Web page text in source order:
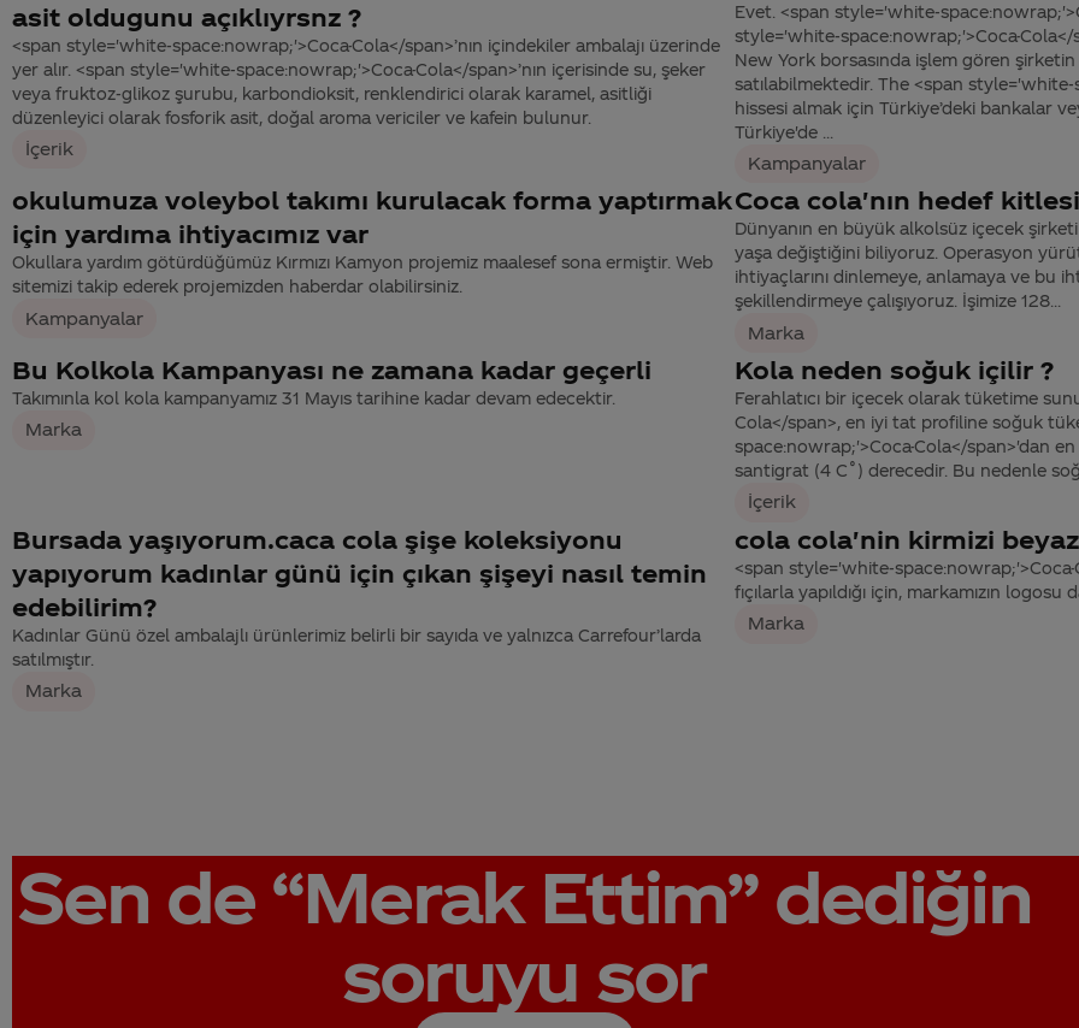
asit oldugunu açıklıyrsnz ?
<span style='white-space:nowrap;'>Coca-Cola</span>’nın içindekiler ambalajı üzerinde
yer alır. <span style='white-space:nowrap;'>Coca-Cola</span>’nın içerisinde su, şeker
veya fruktoz-glikoz şurubu, karbondioksit, renklendirici olarak karamel, asitliği
düzenleyici olarak fosforik asit, doğal aroma vericiler ve kafein bulunur.
İçerik
Evet. <span style='white-
style='white-space:nowrap;'>Coca-
New York borsasında işlem gören şirketin
satılabilmektedir. The <span
hissesi almak için Türkiye’deki bankalar
Türkiye'de ...
Kampanyalar
okulumuza voleybol takımı kurulacak forma yaptırmak
için yardıma ihtiyacımız var
Okullara yardım götürdüğümüz Kırmızı Kamyon projemiz maalesef sona ermiştir. Web
sitemizi takip ederek projemizden haberdar olabilirsiniz.
Kampanyalar
Coca cola'nın hedef
Dünyanın en büyük alkolsüz içecek
yaşa değiştiğini biliyoruz. Operasyon
ihtiyaçlarını dinlemeye, anlamaya ve
şekillendirmeye çalışıyoruz. İşimize 128...
Marka
Bu Kolkola Kampanyası ne zamana kadar geçerli
Takımınla kol kola kampanyamız 31 Mayıs tarihine kadar devam edecektir.
Marka
Kola neden soğuk içilir ?
Ferahlatıcı bir içecek olarak tüketime
Cola</span>, en iyi tat profiline soğuk
space:nowrap;'>Coca-Cola</span>'dan en
santigrat (4 C˚) derecedir. Bu nedenle
İçerik
Bursada yaşıyorum.caca cola şişe koleksiyonu
yapıyorum kadınlar günü için çıkan şişeyi nasıl temin
edebilirim?
Kadınlar Günü özel ambalajlı ürünlerimiz belirli bir sayıda ve yalnızca Carrefour’larda
satılmıştır.
Marka
cola cola'nin kirmizi
<span style='white-space:nowrap;'>Coca-
fıçılarla yapıldığı için, markamızın logosu da
Marka
Sen de “Merak Ettim”dediğin
soruyu sor